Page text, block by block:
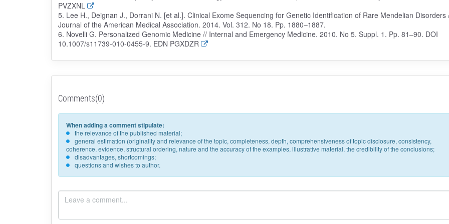
PVZXNL
5. Lee H., Deignan J., Dorrani N. [et al.]. Clinical Exome Sequencing for Genetic Identification of Rare Mendelian Disorders
Journal of the American Medical Association. 2014. Vol. 312. No 18. Pp. 1880–1887.
6. Novelli G. Personalized Genomic Medicine // Internal and Emergency Medicine. 2010. No 5. Suppl. 1. Pp. 81–90. DOI
10.1007/s11739-010-0455-9. EDN PGXDZR
Comments(0)
When adding a comment stipulate:
the relevance of the published material;
general estimation (originality and relevance of the topic, completeness, depth, comprehensiveness of topic disclosure, consistency,
coherence, evidence, structural ordering, nature and the accuracy of the examples, illustrative material, the credibility of the conclusions;
disadvantages, shortcomings;
questions and wishes to author.